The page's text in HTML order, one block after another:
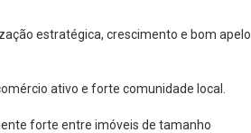
estratégica, crescimento e bom apelo
ativo e forte comunidade local.
forte entre imóveis de tamanho